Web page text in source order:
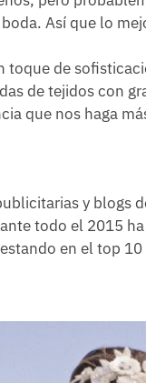
Así que lo
toque de
de tejidos con
que nos haga
y blogs
todo el 2015
en el top